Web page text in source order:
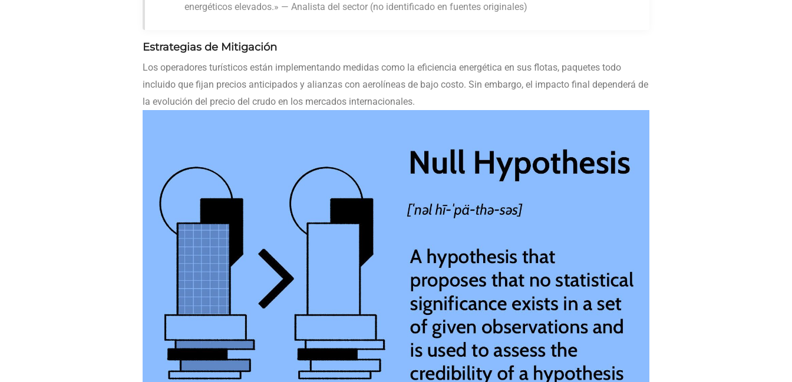
energéticos elevados.» — Analista del sector (no identificado en fuentes originales)
Estrategias de Mitigación
Los operadores turísticos están implementando medidas como la eficiencia energética en sus flotas, paquetes todo
incluido que fijan precios anticipados y alianzas con aerolíneas de bajo costo. Sin embargo, el impacto final dependerá de
la evolución del precio del crudo en los mercados internacionales.